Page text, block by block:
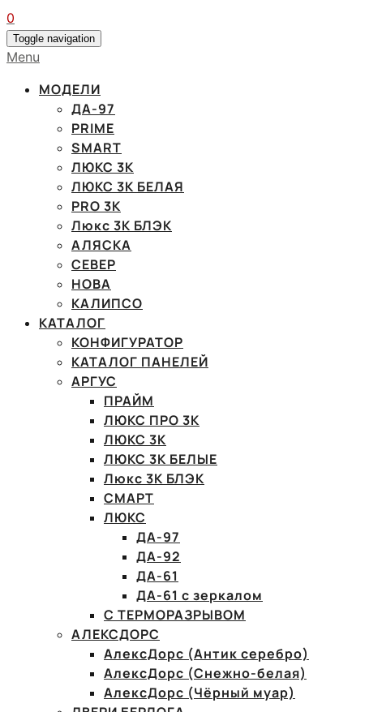
0
Toggle navigation
Menu
МОДЕЛИ
ДА-97
PRIME
SMART
ЛЮКС 3К
ЛЮКС 3К БЕЛАЯ
PRO 3K
Люкс 3К БЛЭК
АЛЯСКА
СЕВЕР
НОВА
КАЛИПСО
КАТАЛОГ
КОНФИГУРАТОР
КАТАЛОГ ПАНЕЛЕЙ
АРГУС
ПРАЙМ
ЛЮКС ПРО 3К
ЛЮКС 3К
ЛЮКС 3К БЕЛЫЕ
Люкс 3К БЛЭК
СМАРТ
ЛЮКС
ДА-97
ДА-92
ДА-61
ДА-61 с зеркалом
С ТЕРМОРАЗРЫВОМ
АЛЕКСДОРС
АлексДорс (Антик серебро)
АлексДорс (Снежно-белая)
АлексДорс (Чёрный муар)